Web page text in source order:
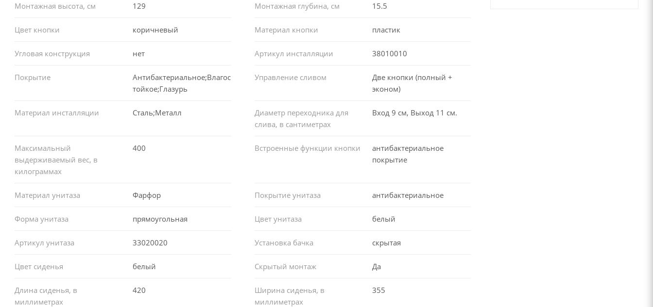
Монтажная высота, см 129 Монтажная глубина, см 15.5
Цвет кнопки коричневый Материал кнопки пластик
Угловая конструкция нет Артикул инсталляции 38010010
Покрытие
Антибактериальное;Влагос
тойкое;Глазурь
Управление сливом
Две кнопки (полный +
эконом)
Материал инсталляции Сталь;Металл
Диаметр переходника для
слива, в сантиметрах
Вход 9 см, Выход 11 см.
Максимальный
выдерживаемый вес, в
килограммах
400 Встроенные функции кнопки
антибактериальное
покрытие
Материал унитаза Фарфор Покрытие унитаза антибактериальное
Форма унитаза прямоугольная Цвет унитаза белый
Артикул унитаза 33020020 Установка бачка скрытая
Цвет сиденья белый Скрытый монтаж Да
Длина сиденья, в
миллиметрах
420
Ширина сиденья, в
миллиметрах
355